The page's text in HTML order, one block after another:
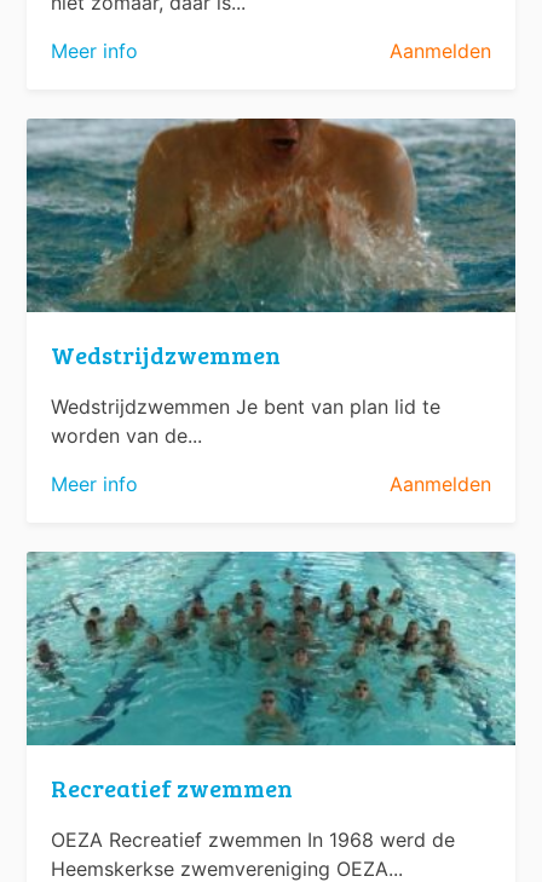
Meer info
Aanmelden
Wedstrijdzwemmen
Wedstrijdzwemmen Je bent van plan lid te
worden van de...
Meer info
Aanmelden
Recreatief zwemmen
OEZA Recreatief zwemmen In 1968 werd de
Heemskerkse zwemvereniging OEZA...